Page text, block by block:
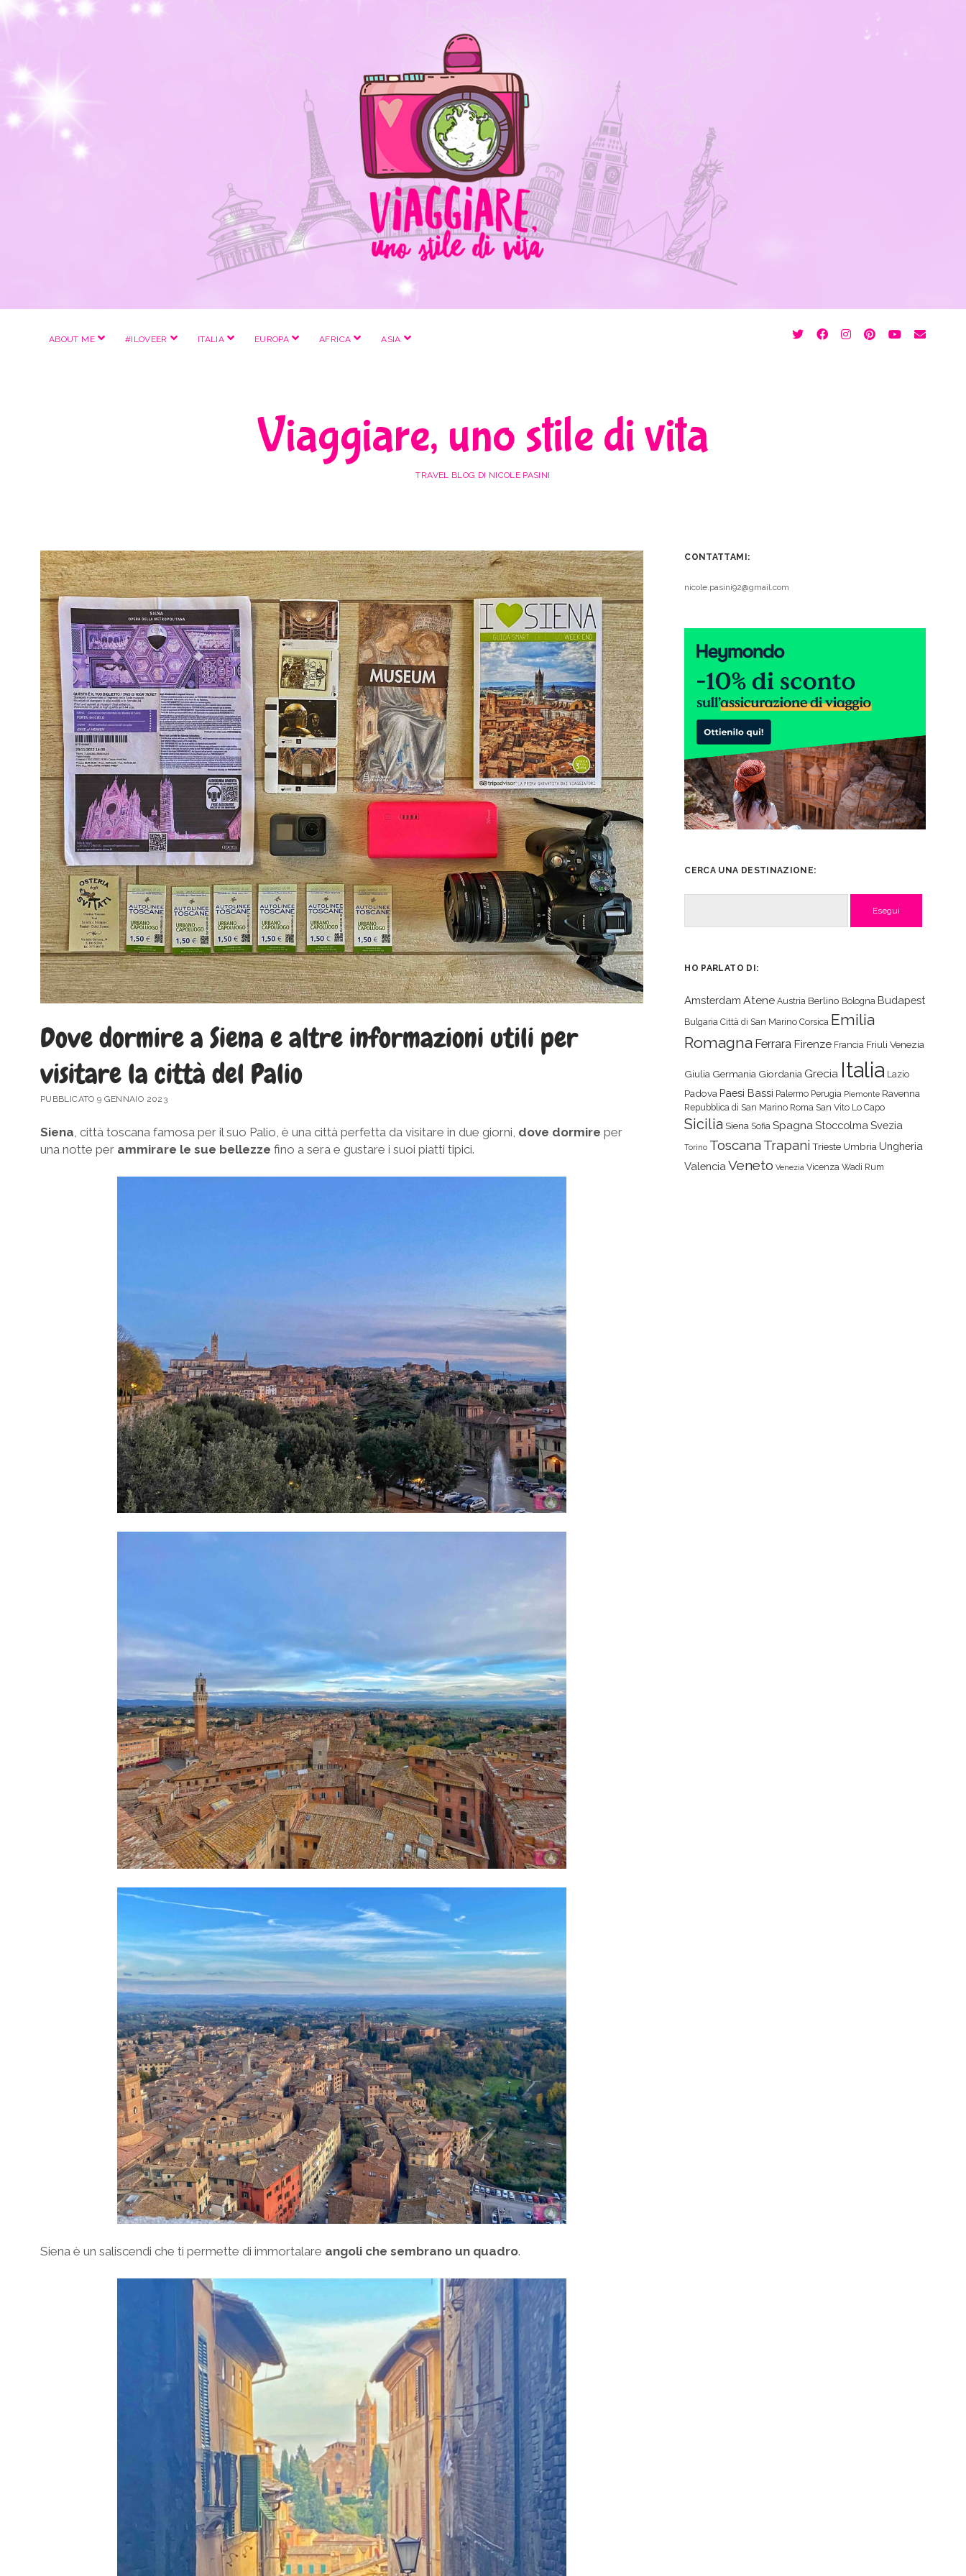
ABOUT ME apri
#ILOVEER apri
ITALIA apri
EUROPA apri
AFRICA apri
ASIA apri
twitterfacebookinstagram
pinterest
youtube
email
Viaggiare, uno stile di vita
TRAVEL BLOG DI NICOLE PASINI
Dove dormire a Siena e altre informazioni utili per
visitare la città del Palio
PUBBLICATO 9 GENNAIO 2023
Siena, città toscana famosa per il suo Palio, è una città perfetta da visitare in due giorni, dove dormire per
una notte per ammirare le sue bellezze fino a sera e gustare i suoi piatti tipici.
Siena è un saliscendi che ti permette di immortalare angoli che sembrano un quadro.
CONTATTAMI:
nicole.pasini92@gmail.com
CERCA UNA DESTINAZIONE:
HO PARLATO DI:
Amsterdam Atene Austria Berlino Bologna Budapest
Bulgaria Città di San Marino Corsica Emilia
Romagna Ferrara Firenze Francia Friuli Venezia
Giulia Germania Giordania Grecia Italia Lazio
Padova Paesi Bassi Palermo Perugia Piemonte Ravenna
Repubblica di San Marino Roma San Vito Lo Capo
Sicilia Siena Sofia SpagnaStoccolma Svezia
Torino Toscana Trapani Trieste Umbria Ungheria
Valencia Veneto Venezia Vicenza Wadi Rum